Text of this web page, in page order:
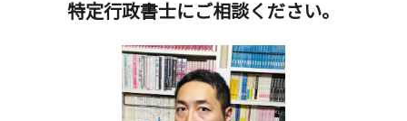
特定行政書士にご相談ください。